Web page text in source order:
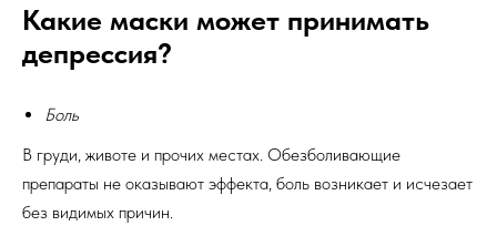
Какие маски может принимать
депрессия?
Боль
В груди, животе и прочих местах. Обезболивающие
препараты не оказывают эффекта, боль возникает и исчезает
без видимых причин.